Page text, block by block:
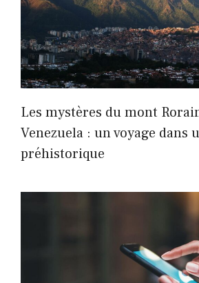
Les mystères du mont
Venezuela : un voyage dans
préhistorique